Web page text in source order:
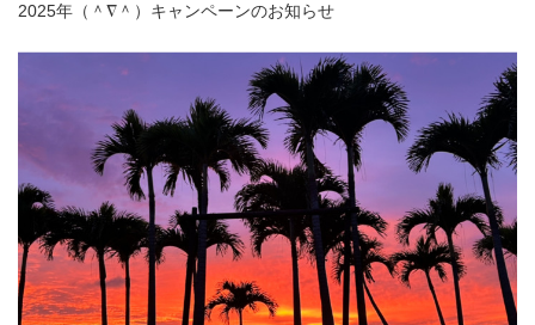
2025年（＾∇＾）キャンペーンのお知らせ